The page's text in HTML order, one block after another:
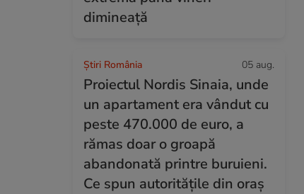
dimineață
Știri România 05 aug.
Proiectul Nordis Sinaia, unde
un apartament era vândut cu
peste 470.000 de euro, a
rămas doar o groapă
abandonată printre buruieni.
Ce spun autoritățile din oraș